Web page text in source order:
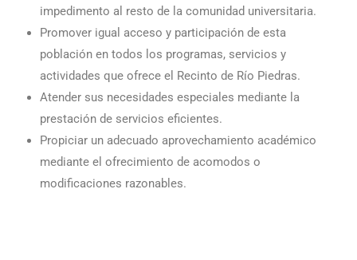
impedimento al resto de la comunidad universitaria.
Promover igual acceso y participación de esta
población en todos los programas, servicios y
actividades que ofrece el Recinto de Río Piedras.
Atender sus necesidades especiales mediante la
prestación de servicios eficientes.
Propiciar un adecuado aprovechamiento académico
mediante el ofrecimiento de acomodos o
modificaciones razonables.